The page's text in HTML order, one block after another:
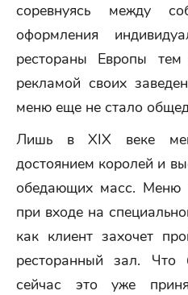
соревнуясь между
оформления
рестораны Европы
рекламой своих
меню еще не стало
Лишь в XIX веке
достоянием королей и
обедающих масс. Меню
при входе на
как клиент захочет
ресторанный зал.
сейчас это уже